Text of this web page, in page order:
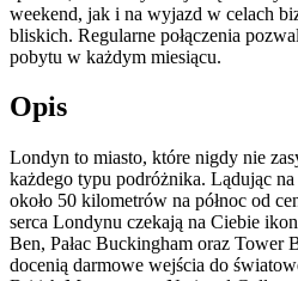
weekend, jak i na wyjazd w celach
bliskich. Regularne połączenia
pobytu w każdym miesiącu.
Opis
Londyn to miasto, które nigdy nie
każdego typu podróżnika. Lądując
około 50 kilometrów na północ od
serca Londynu czekają na Ciebie
Ben, Pałac Buckingham oraz Tower
docenią darmowe wejścia do